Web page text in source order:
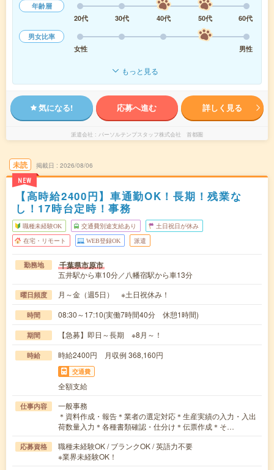
年齢層
20代
30代 40代 50代
60代
男女比率
女性
男性
もっと見る
気になる! 応募へ進む 詳しく見る
派遣会社 パーソルテンプスタッフ株式会社 首都圏
未読
NEW
掲載日 2026/08/06
【高時給2400円】車通勤OK！長期！残業な
し！17時台定時！事務
職種未経験OK 交通費別途支給あり 土日祝日が休み
在宅・リモート WEB登録OK 派遣
勤務地 千葉県市原市
五井駅から車10分／八幡宿駅から車13分
曜日頻度 月～金（週5日） ※土日祝休み！
時間 08:30～17:10(実働7時間40分 休憩1時間)
期間 【急募】即日～長期 ※8月～！
時給 時給2400円 月収例 368,160円
交通費
全額支給
仕事内容
一般事務
＊資料作成・報告＊業者の選定対応＊生産実績の入力・入出
荷数量入力＊各種書類確認・仕分け＊伝票作成＊そ…
応募資格
職種未経験OK / ブランクOK / 英語力不要
※業界未経験OK！